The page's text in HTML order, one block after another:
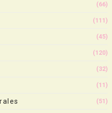
(66)
(111)
(45)
(120)
(32)
(11)
(51)